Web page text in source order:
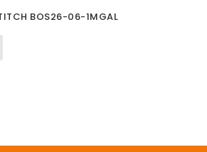
BOS26-06-1MGAL